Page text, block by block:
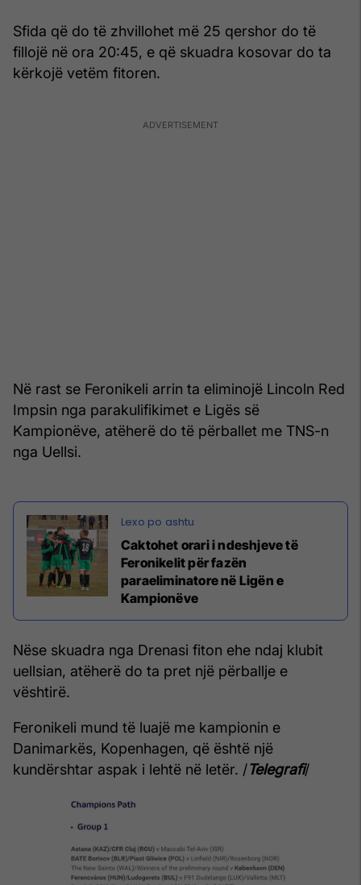
Sfida që do të zhvillohet më 25 qershor do të
fillojë në ora 20:45, e që skuadra kosovar do ta
kërkojë vetëm fitoren.
Në rast se Feronikeli arrin ta eliminojë Lincoln Red
Impsin nga parakulifikimet e Ligës së
Kampionëve, atëherë do të përballet me TNS-n
nga Uellsi.
Caktohet orari i ndeshjeve të
Feronikelit për fazën
paraeliminatore në Ligën e
Kampionëve
Nëse skuadra nga Drenasi fiton ehe ndaj klubit
uellsian, atëherë do ta pret një përballje e
vështirë.
Feronikeli mund të luajë me kampionin e
Danimarkës, Kopenhagen, që është një
kundërshtar aspak i lehtë në letër. /Telegrafi/